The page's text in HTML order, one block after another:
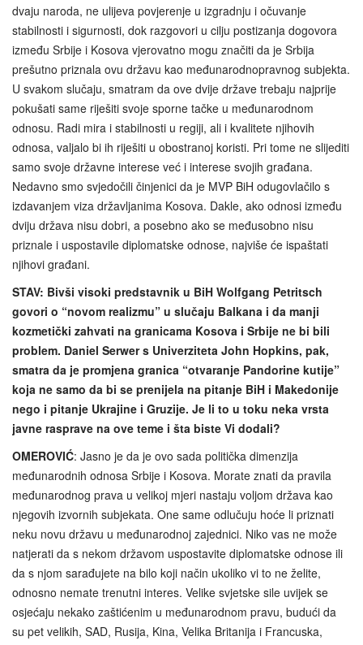
dvaju naroda, ne ulijeva povjerenje u izgradnju i očuvanje
stabilnosti i sigurnosti, dok razgovori u cilju postizanja dogovora
između Srbije i Kosova vjerovatno mogu značiti da je Srbija
prešutno priznala ovu državu kao međunarodnopravnog subjekta.
U svakom slučaju, smatram da ove dvije države trebaju najprije
pokušati same riješiti svoje sporne tačke u međunarodnom
odnosu. Radi mira i stabilnosti u regiji, ali i kvalitete njihovih
odnosa, valjalo bi ih riješiti u obostranoj koristi. Pri tome ne slijediti
samo svoje državne interese već i interese svojih građana.
Nedavno smo svjedočili činjenici da je MVP BiH odugovlačilo s
izdavanjem viza državljanima Kosova. Dakle, ako odnosi između
dviju država nisu dobri, a posebno ako se međusobno nisu
priznale i uspostavile diplomatske odnose, najviše će ispaštati
njihovi građani.
STAV: Bivši visoki predstavnik u BiH Wolfgang Petritsch
govori o “novom realizmu” u slučaju Balkana i da manji
kozmetički zahvati na granicama Kosova i Srbije ne bi bili
problem. Daniel Serwer s Univerziteta John Hopkins, pak,
smatra da je promjena granica “otvaranje Pandorine kutije”
koja ne samo da bi se prenijela na pitanje BiH i Makedonije
nego i pitanje Ukrajine i Gruzije. Je li to u toku neka vrsta
javne rasprave na ove teme i šta biste Vi dodali?
OMEROVIĆ: Jasno je da je ovo sada politička dimenzija
međunarodnih odnosa Srbije i Kosova. Morate znati da pravila
međunarodnog prava u velikoj mjeri nastaju voljom država kao
njegovih izvornih subjekata. One same odlučuju hoće li priznati
neku novu državu u međunarodnoj zajednici. Niko vas ne može
natjerati da s nekom državom uspostavite diplomatske odnose ili
da s njom sarađujete na bilo koji način ukoliko vi to ne želite,
odnosno nemate trenutni interes. Velike svjetske sile uvijek se
osjećaju nekako zaštićenim u međunarodnom pravu, budući da
su pet velikih, SAD, Rusija, Kina, Velika Britanija i Francuska,